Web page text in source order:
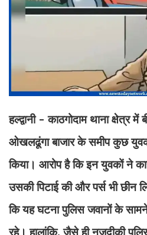
हल्द्वानी - काठगोदाम थाना क्षेत्र
ओखलढूंगा बाजार के समीप कुछ
किया। आरोप है कि इन युवकों ने
उसकी पिटाई की और पर्स भी छीन
कि यह घटना पुलिस जवानों के
रहे। हालांकि, जैसे ही नजदीकी